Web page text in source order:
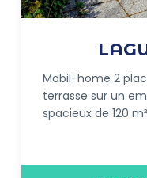
Mobil-home 2
terrasse sur un
spacieux de 120 m²